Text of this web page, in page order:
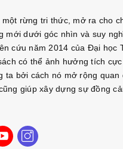
một rừng tri thức, mở ra cho
mới dưới góc nhìn và suy
cứu năm 2014 của Đại học
có thể ảnh hưởng tích
ta bởi cách nó mở rộng quan
giúp xây dựng sự đồng